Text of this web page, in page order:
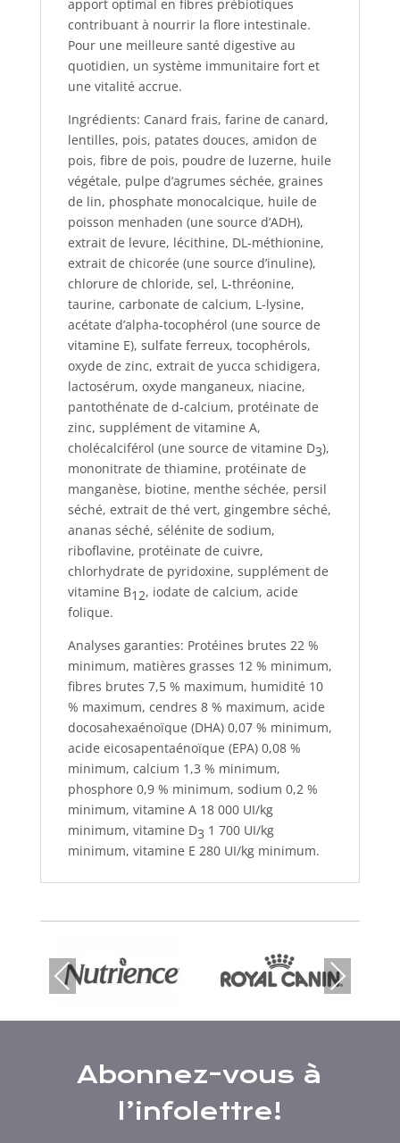
apport optimal en fibres prébiotiques
contribuant à nourrir la flore intestinale.
Pour une meilleure santé digestive au
quotidien, un système immunitaire fort et
une vitalité accrue.
Ingrédients: Canard frais, farine de canard,
lentilles, pois, patates douces, amidon de
pois, fibre de pois, poudre de luzerne, huile
végétale, pulpe d’agrumes séchée, graines
de lin, phosphate monocalcique, huile de
poisson menhaden (une source d’ADH),
extrait de levure, lécithine, DL-méthionine,
extrait de chicorée (une source d’inuline),
chlorure de chloride, sel, L-thréonine,
taurine, carbonate de calcium, L-lysine,
acétate d’alpha-tocophérol (une source de
vitamine E), sulfate ferreux, tocophérols,
oxyde de zinc, extrait de yucca schidigera,
lactosérum, oxyde manganeux, niacine,
pantothénate de d-calcium, protéinate de
zinc, supplément de vitamine A,
cholécalciférol (une source de vitamine D3),
mononitrate de thiamine, protéinate de
manganèse, biotine, menthe séchée, persil
séché, extrait de thé vert, gingembre séché,
ananas séché, sélénite de sodium,
riboflavine, protéinate de cuivre,
chlorhydrate de pyridoxine, supplément de
vitamine B12, iodate de calcium, acide
folique.
Analyses garanties: Protéines brutes 22 %
minimum, matières grasses 12 % minimum,
fibres brutes 7,5 % maximum, humidité 10
% maximum, cendres 8 % maximum, acide
docosahexaénoïque (DHA) 0,07 % minimum,
acide eicosapentaénoïque (EPA) 0,08 %
minimum, calcium 1,3 % minimum,
phosphore 0,9 % minimum, sodium 0,2 %
minimum, vitamine A 18 000 UI/kg
minimum, vitamine D3 1 700 UI/kg
minimum, vitamine E 280 UI/kg minimum.
Prev
ious
Nex
t
Abonnez-vous à
l’infolettre!